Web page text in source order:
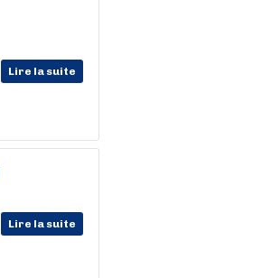
Lire la suite
Lire la suite